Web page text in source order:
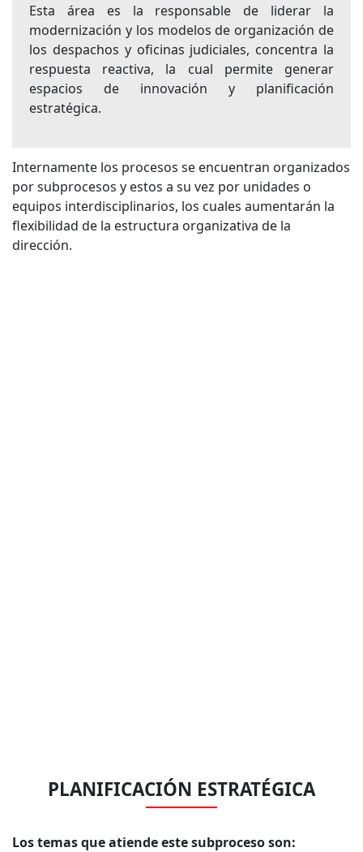
Esta área es la responsable de liderar la
modernización y los modelos de organización de
los despachos y oficinas judiciales, concentra la
respuesta reactiva, la cual permite generar
espacios de innovación y planificación
estratégica.
Internamente los procesos se encuentran organizados
por subprocesos y estos a su vez por unidades o
equipos interdisciplinarios, los cuales aumentarán la
flexibilidad de la estructura organizativa de la
dirección.
PLANIFICACIÓN ESTRATÉGICA
Los temas que atiende este subproceso son: